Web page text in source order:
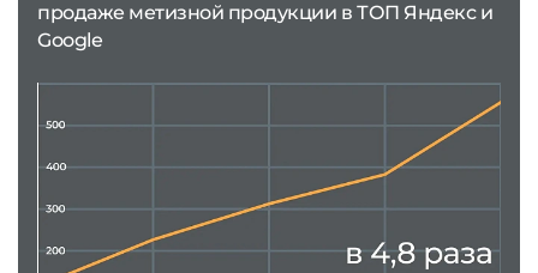
продаже метизной продукции в ТОП Яндекс и
Google